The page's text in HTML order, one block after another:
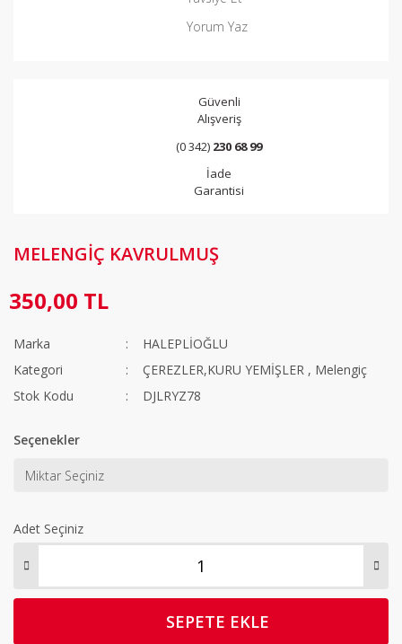
Yorum Yaz
Güvenli
Alışveriş
(0 342) 230 68 99
İade
Garantisi
MELENGİÇ KAVRULMUŞ
350,00 TL
Marka
HALEPLİOĞLU
Kategori
ÇEREZLER,KURU YEMİŞLER , Melengiç
Stok Kodu
DJLRYZ78
Seçenekler
Adet Seçiniz
SEPETE EKLE